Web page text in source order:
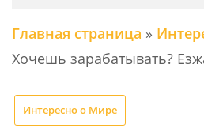
Главная страница »
Хочешь зарабатывать?
Интересно о Мире